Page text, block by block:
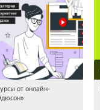
Получили:
от онлайн-